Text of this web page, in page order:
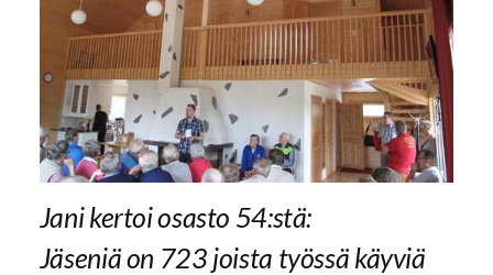
Jani kertoi osasto 54:stä:
Jäseniä on 723 joista työssä käyviä